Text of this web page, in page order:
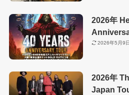
2026年
2026年5月9日
2026年
Japan